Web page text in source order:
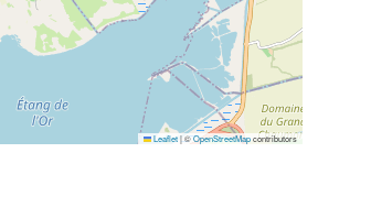
Leaflet|©OpenStreetMapcontributors